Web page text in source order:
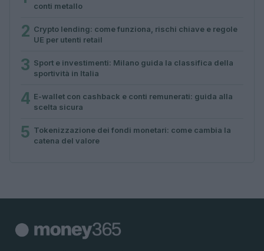
conti metallo
2 Crypto lending: come funziona, rischi chiave e regole
UE per utenti retail
3 Sport e investimenti: Milano guida la classifica della
sportività in Italia
4 E-wallet con cashback e conti remunerati: guida alla
scelta sicura
5 Tokenizzazione dei fondi monetari: come cambia la
catena del valore